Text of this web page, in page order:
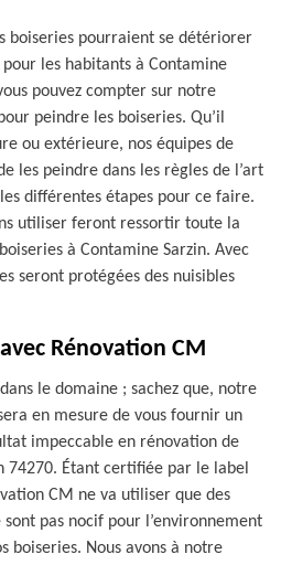
boiseries pourraient se détériorer
les habitants à Contamine
pouvez compter sur notre
peindre les boiseries. Qu’il
ou extérieure, nos équipes de
les peindre dans les règles de l’art
différentes étapes pour ce faire.
utiliser feront ressortir toute la
à Contamine Sarzin. Avec
seront protégées des nuisibles
Rénovation CM
le domaine ; sachez que, notre
en mesure de vous fournir un
impeccable en rénovation de
74270. Étant certifiée par le label
CM ne va utiliser que des
pas nocif pour l’environnement
boiseries. Nous avons à notre